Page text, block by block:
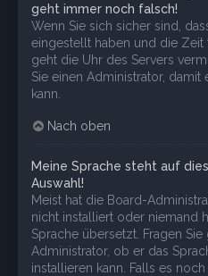
geht immer noch falsch!
Wenn Sie sich sicher sind,
eingestellt haben und die Zeit
geht die Uhr des Servers
Sie einen Administrator,
kann.
Nach oben
Meine Sprache steht auf
Auswahl!
Meist hat die Board-
nicht installiert oder niemand
Sprache übersetzt. Fragen
Administrator, ob er das
installieren kann. Falls es